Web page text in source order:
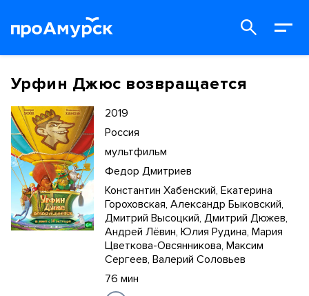
Урфин Джюс возвращается
2019
Россия
мультфильм
Федор Дмитриев
Константин Хабенский, Екатерина
Гороховская, Александр Быковский,
Дмитрий Высоцкий, Дмитрий Дюжев,
Андрей Лёвин, Юлия Рудина, Мария
Цветкова-Овсянникова, Максим
Сергеев, Валерий Соловьев
76 мин